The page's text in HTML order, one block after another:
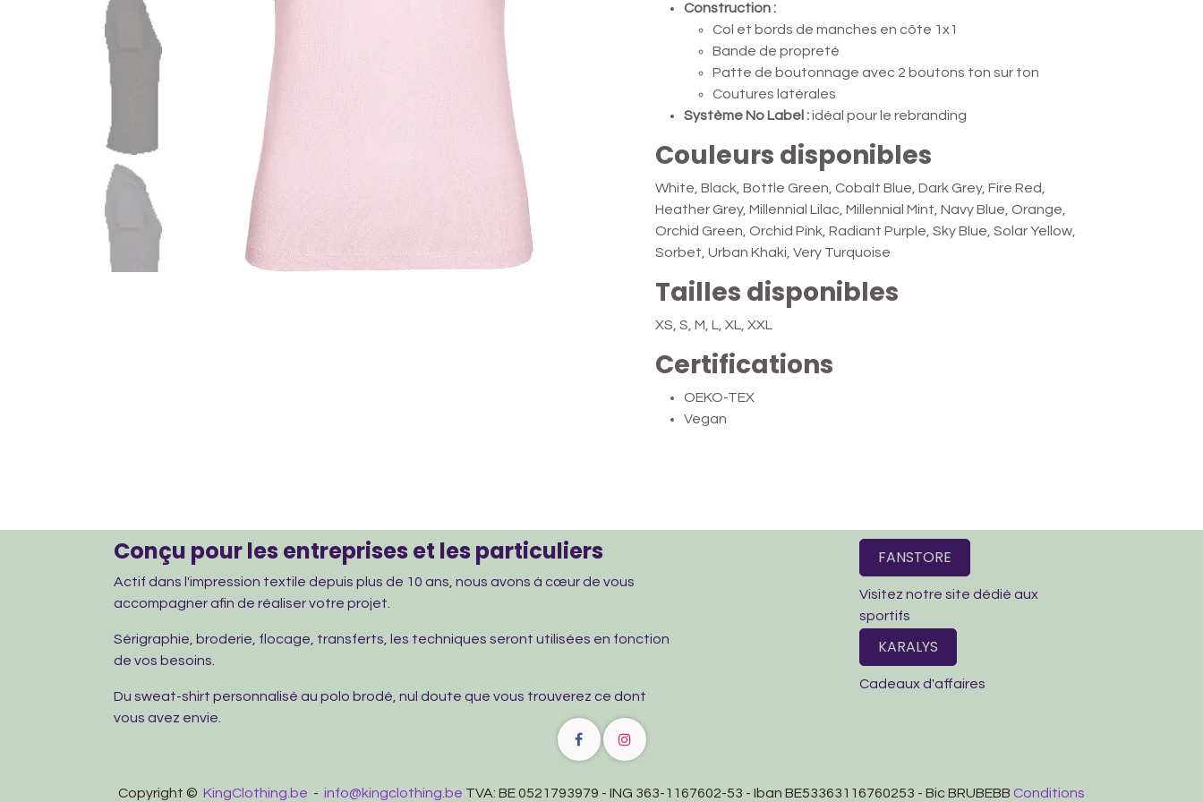
Construction :
Col et bords de manches en côte 1x1
Bande de propreté
Patte de boutonnage avec 2 boutons ton sur ton
Coutures latérales
Système No Label :idéal pour le rebranding
Couleurs disponibles
White, Black, Bottle Green, Cobalt Blue, Dark Grey, Fire Red,
Heather Grey, Millennial Lilac, Millennial Mint, Navy Blue, Orange,
Orchid Green, Orchid Pink, Radiant Purple, Sky Blue, Solar Yellow,
Sorbet, Urban Khaki, Very Turquoise
Tailles disponibles
XS, S, M, L, XL, XXL
Certifications
OEKO-TEX
Vegan
Conçu pour les entreprises et les particuliers
Actif dans l'impression textile depuis plus de 10 ans, nous avons à cœur de vous
accompagner afin de réaliser votre projet.
Sérigraphie, broderie, flocage, transferts, les techniques seront utilisées en fonction
de vos besoins.
Du sweat-shirt personnalisé au polo brodé, nul doute que vous trouverez ce dont
vous avez envie.
Copyright © KingClothing.be - info@kingclothing.be TVA: BE 0521793979 - ING 363-1167602-53 - Iban BE53363116760253 - Bic BRUBEBB Conditions
KARALYS
FANSTORE
Visitez notre site dédié aux
sportifs
Cadeaux d'affaires